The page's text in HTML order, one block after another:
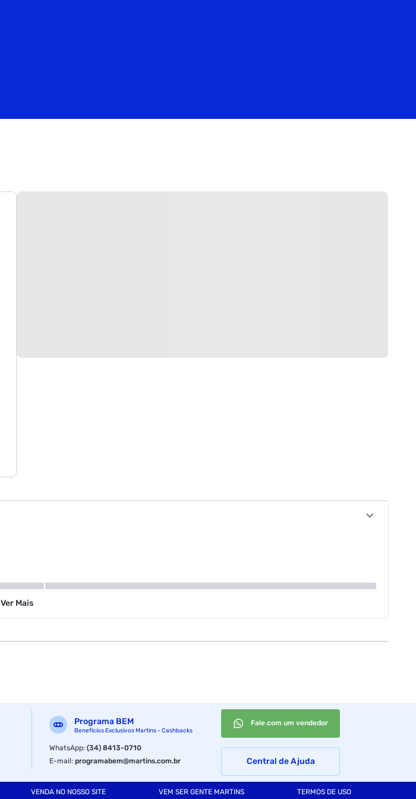
Ver Mais
Programa BEM
Benefícios Exclusivos Martins - Cashbacks
WhatsApp:(34) 8413-0710
E-mail:programabem@martins.com.br
Fale com um vendedor
Central de Ajuda
VENDA NO NOSSO SITE VEM SER GENTE MARTINS TERMOS DE USO